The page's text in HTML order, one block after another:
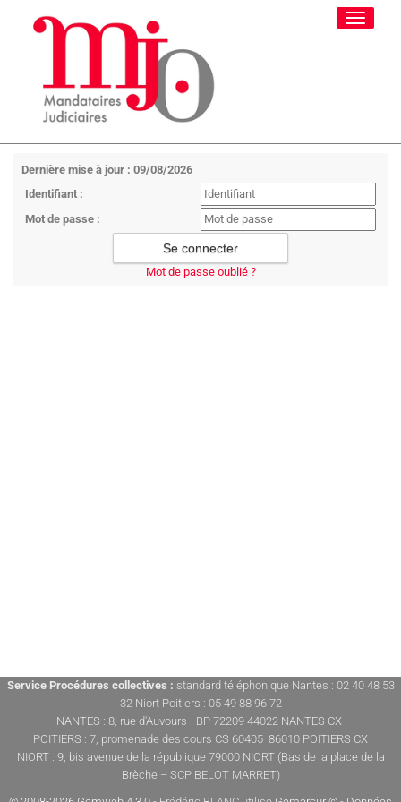
Toggle
Dernière mise à jour : 09/08/2026
Identifiant :
Mot de passe :
Mot de passe oublié ?
Service Procédures collectives : standard téléphonique Nantes : 02 40 48 53
32 Niort Poitiers : 05 49 88 96 72
NANTES : 8, rue d'Auvours - BP 72209 44022 NANTES CX
POITIERS : 7, promenade des cours CS 60405 86010 POITIERS CX
NIORT : 9, bis avenue de la république 79000 NIORT (Bas de la place de la
Brèche – SCP BELOT MARRET)